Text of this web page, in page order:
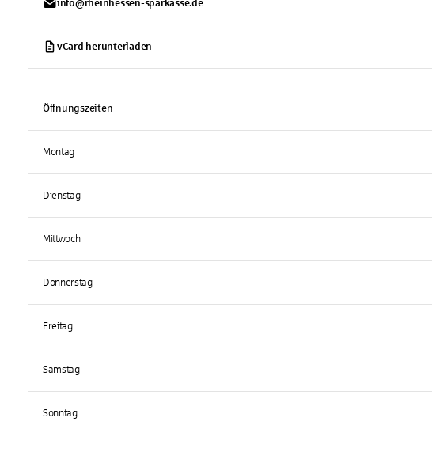
info@rheinhessen-sparkasse.de
vCard herunterladen
Öffnungszeiten
Montag
Dienstag
Mittwoch
Donnerstag
Freitag
Samstag
Sonntag